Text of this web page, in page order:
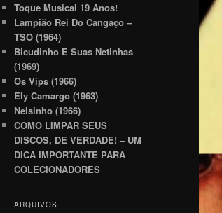
Toque Musical 19 Anos!
Lampião Rei Do Cangaço –
TSO (1964)
Bicudinho E Suas Netinhas
(1969)
Os Vips (1966)
Ely Camargo (1963)
Nelsinho (1966)
COMO LIMPAR SEUS
DISCOS, DE VERDADE! – UM
DICA IMPORTANTE PARA
COLECIONADORES
ARQUIVOS